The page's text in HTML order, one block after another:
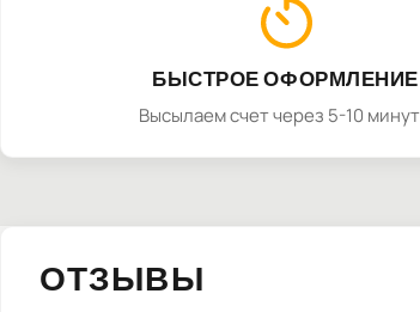
БЫСТРОЕ ОФОРМЛЕНИЕ
Высылаем счет через 5-10
ОТЗЫВЫ